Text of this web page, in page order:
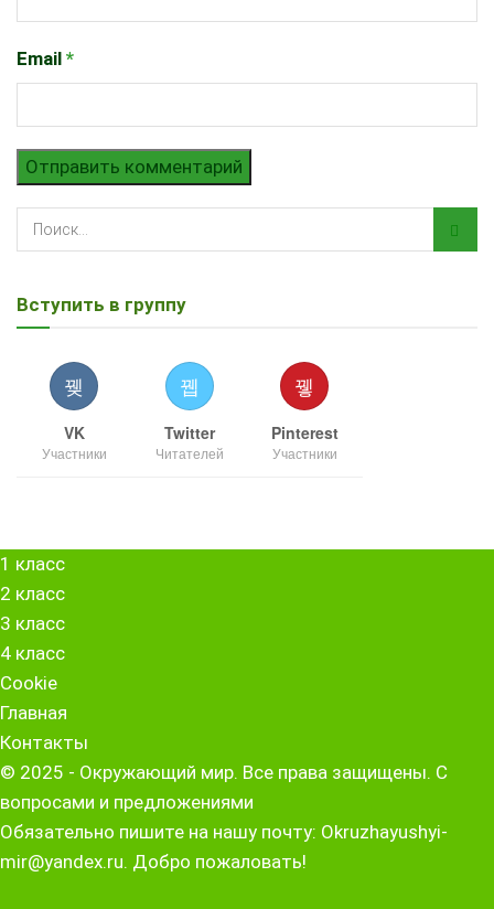
Email *
Вступить в группу
VK
Участники
Twitter
Читателей
Pinterest
Участники
1 класс
2 класс
3 класс
4 класс
Cookie
Главная
Контакты
© 2025 - Окружающий мир. Все права защищены. С
вопросами и предложениями
Обязательно пишите на нашу почту: Okruzhayushyi-
mir@yandex.ru. Добро пожаловать!